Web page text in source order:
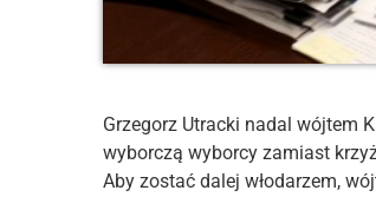
Grzegorz Utracki nadal wójtem
wyborczą wyborcy zamiast
Aby zostać dalej włodarzem,